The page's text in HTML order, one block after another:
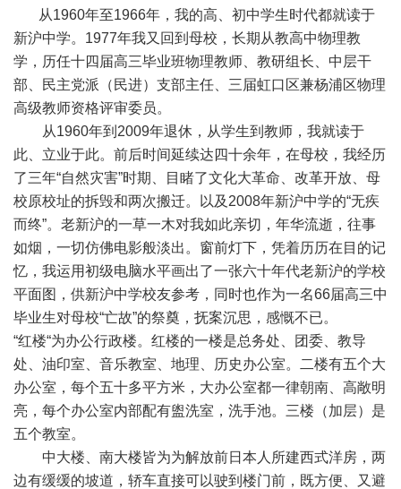
从1960年至1966年，我的高、初中学生时代都就读于
新沪中学。1977年我又回到母校，长期从教高中物理教
学，历任十四届高三毕业班物理教师、教研组长、中层干
部、民主党派（民进）支部主任、三届虹口区兼杨浦区物理
高级教师资格评审委员。
从1960年到2009年退休，从学生到教师，我就读于
此、立业于此。前后时间延续达四十余年，在母校，我经历
了三年“自然灾害”时期、目睹了文化大革命、改革开放、母
校原校址的拆毁和两次搬迁。以及2008年新沪中学的“无疾
而终”。老新沪的一草一木对我如此亲切，年华流逝，往事
如烟，一切仿佛电影般淡出。窗前灯下，凭着历历在目的记
忆，我运用初级电脑水平画出了一张六十年代老新沪的学校
平面图，供新沪中学校友参考，同时也作为一名66届高三中
毕业生对母校“亡故”的祭奠，抚案沉思，感慨不已。
“红楼“为办公行政楼。红楼的一楼是总务处、团委、教导
处、油印室、音乐教室、地理、历史办公室。二楼有五个大
办公室，每个五十多平方米，大办公室都一律朝南、高敞明
亮，每个办公室内部配有盥洗室，洗手池。三楼（加层）是
五个教室。
中大楼、南大楼皆为为解放前日本人所建西式洋房，两
边有缓缓的坡道，轿车直接可以驶到楼门前，既方便、又避